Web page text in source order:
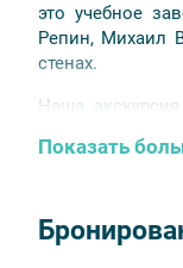
это учебное
Репин, Михаил
стенах.
Наша
интересные
европейских
Показать